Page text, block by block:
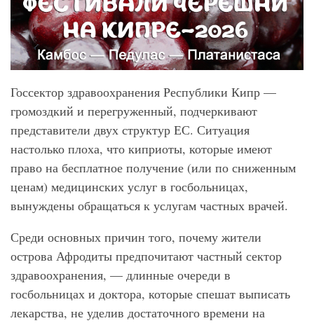
Госсектор здравоохранения Республики Кипр —
громоздкий и перегруженный, подчеркивают
представители двух структур ЕС. Ситуация
настолько плоха, что киприоты, которые имеют
право на бесплатное получение (или по сниженным
ценам) медицинских услуг в госбольницах,
вынуждены обращаться к услугам частных врачей.
Среди основных причин того, почему жители
острова Афродиты предпочитают частный сектор
здравоохранения, — длинные очереди в
госбольницах и доктора, которые спешат выписать
лекарства, не уделив достаточного времени на